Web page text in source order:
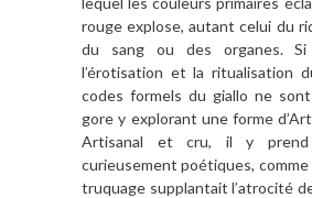
rouge explose, autant celui du
du sang ou des organes.
l’érotisation et la ritualisation
codes formels du giallo ne
gore y explorant une forme
Artisanal et cru, il y
curieusement poétiques, comme
truquage supplantait l’atrocité